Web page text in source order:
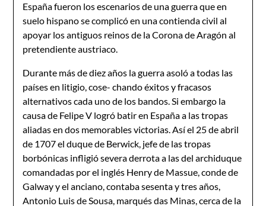
España fueron los escenarios de una guerra que en
suelo hispano se complicó en una contienda civil al
apoyar los antiguos reinos de la Corona de Aragón al
pretendiente austriaco.
Durante más de diez años la guerra asoló a todas las
países en litigio, cose- chando éxitos y fracasos
alternativos cada uno de los bandos. Si embargo la
causa de Felipe V logró batir en España a las tropas
aliadas en dos memorables victorias. Así el 25 de abril
de 1707 el duque de Berwick, jefe de las tropas
borbónicas infligió severa derrota a las del archiduque
comandadas por el inglés Henry de Massue, conde de
Galway y el anciano, contaba sesenta y tres años,
Antonio Luis de Sousa, marqués das Minas, cerca de la